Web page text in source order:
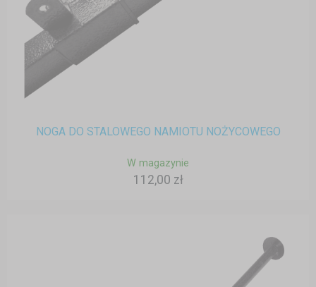
NOGA DO STALOWEGO NAMIOTU NOŻYCOWEGO
W magazynie
112,00 zł